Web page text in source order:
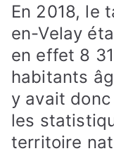
En 2018, le
en-Velay
en effet 8
habitants
y avait
les
territoire